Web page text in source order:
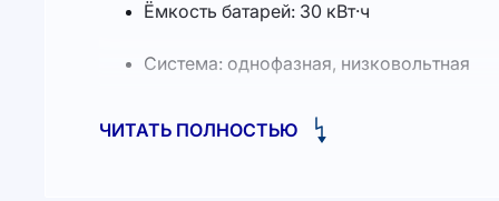
Ёмкость батарей: 30 кВт·ч
Система: однофазная, низковольтная
Тип АКБ: литий-железо-фосфатная
ЧИТАТЬ ПОЛНОСТЬЮ